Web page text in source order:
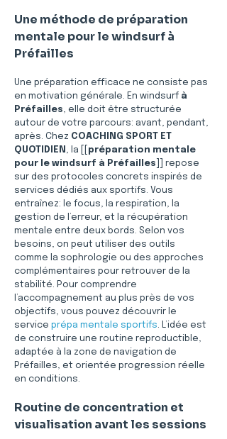
Une méthode de préparation
mentale pour le windsurf à
Préfailles
Une préparation efficace ne consiste pas
en motivation générale. En windsurf à
Préfailles, elle doit être structurée
autour de votre parcours: avant, pendant,
après. Chez COACHING SPORT ET
QUOTIDIEN , la [[ préparation mentale
pour le windsurf à Préfailles ]] repose
sur des protocoles concrets inspirés de
services dédiés aux sportifs. Vous
entraînez: le focus, la respiration, la
gestion de l’erreur, et la récupération
mentale entre deux bords. Selon vos
besoins, on peut utiliser des outils
comme la sophrologie ou des approches
complémentaires pour retrouver de la
stabilité. Pour comprendre
l’accompagnement au plus près de vos
objectifs, vous pouvez découvrir le
service prépa mentale sportifs. L’idée est
de construire une routine reproductible,
adaptée à la zone de navigation de
Préfailles, et orientée progression réelle
en conditions.
Routine de concentration et
visualisation avant les sessions